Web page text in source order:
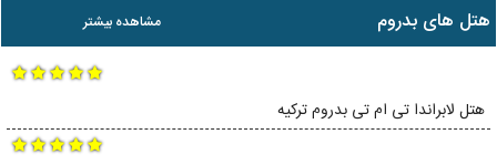
مشاهده بیشتر هتل های بدروم
هتل لابراندا تی ام تی بدروم ترکیه